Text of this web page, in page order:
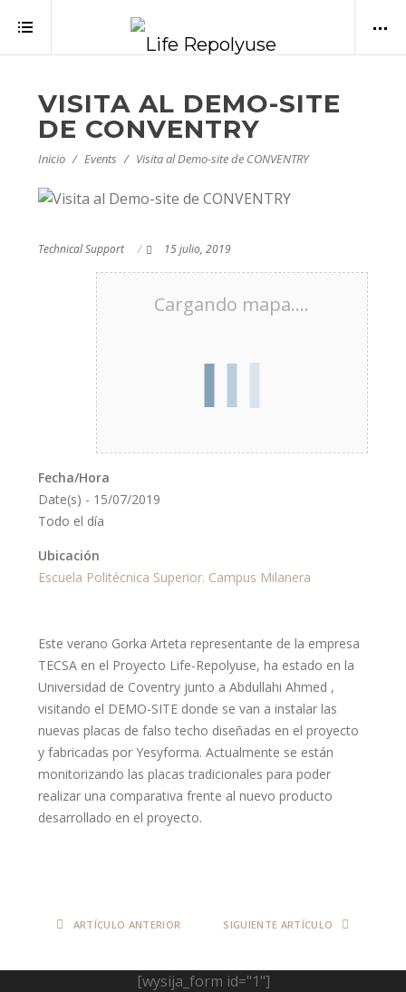
VISITA AL DEMO-SITE
DE CONVENTRY
Inicio Events Visita al Demo-site de CONVENTRY
Technical Support 15 julio, 2019
Cargando mapa....
Fecha/Hora
Date(s) - 15/07/2019
Todo el día
Ubicación
Escuela Politécnica Superior. Campus Milanera
Este verano Gorka Arteta representante de la empresa
TECSA en el Proyecto Life-Repolyuse, ha estado en la
Universidad de Coventry junto a Abdullahi Ahmed ,
visitando el DEMO-SITE donde se van a instalar las
nuevas placas de falso techo diseñadas en el proyecto
y fabricadas por Yesyforma. Actualmente se están
monitorizando las placas tradicionales para poder
realizar una comparativa frente al nuevo producto
desarrollado en el proyecto.
ARTÍCULO ANTERIOR SIGUIENTE ARTÍCULO
[wysija_form id="1"]